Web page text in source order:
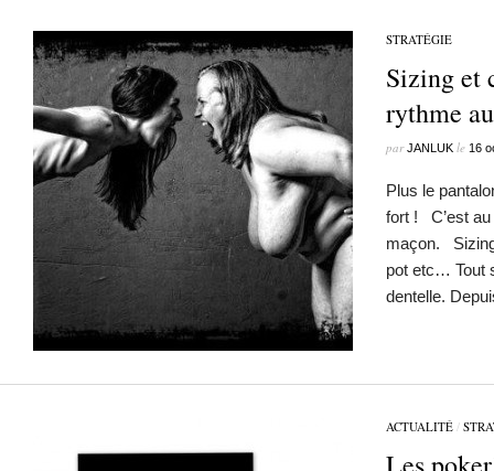
STRATÉGIE
Sizing et
rythme
parJANLUK le 16
Plus le
fort ! C’est au
maçon.
pot etc… Tout
dentelle.
ACTUALITÉ /